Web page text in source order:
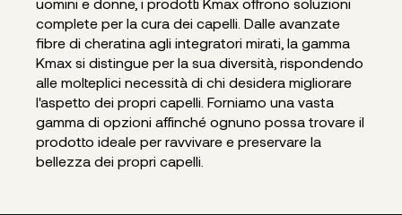
complete per la cura dei capelli. Dalle avanzate
fibre di cheratina agli integratori mirati, la gamma
Kmax si distingue per la sua diversità, rispondendo
alle molteplici necessità di chi desidera migliorare
l'aspetto dei propri capelli. Forniamo una vasta
gamma di opzioni affinché ognuno possa trovare il
prodotto ideale per ravvivare e preservare la
bellezza dei propri capelli.